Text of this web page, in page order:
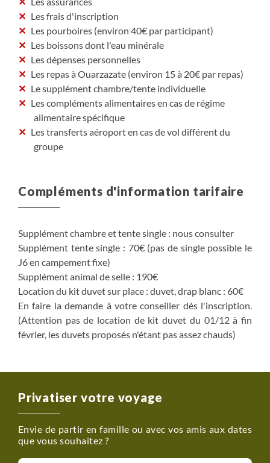
Les frais d'inscription
Les pourboires (environ 40€ par participant)
Les boissons dont l'eau minérale
Les dépenses personnelles
Les repas à Ouarzazate (environ 15 à 20€ par repas)
Le supplément chambre/tente individuelle
Les compléments alimentaires en cas de régime
alimentaire spécifique
Les transferts aéroport en cas de vol différent du
groupe
Compléments d'information tarifaire
Supplément chambre et tente single : nous consulter
Supplément tente single : 70€ (pas de single possible le
J6 en campement fixe)
Supplément animal de selle : 190€
Location du kit duvet sur place : duvet, drap blanc : 60€
En faire la demande à votre conseiller dès l'inscription.
(Attention pas de location de kit duvet du 01/12 à fin
février, les duvets proposés n'étant pas assez chauds)
Privatiser votre voyage
Envie de partir en famille ou avec vos amis aux dates
que vous souhaitez ?